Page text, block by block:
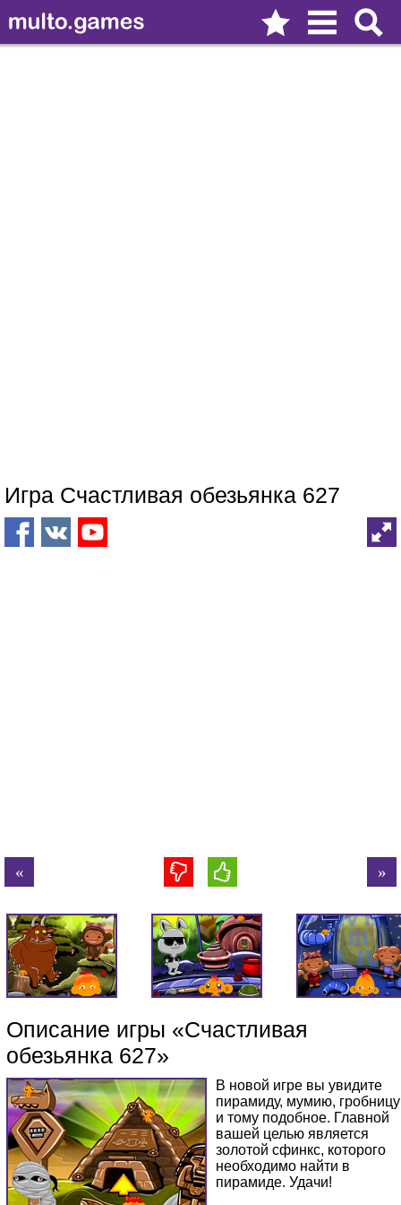
Игра Счастливая обезьянка 627
Описание игры «Счастливая
обезьянка 627»
В новой игре вы увидите
пирамиду, мумию, гробницу
и тому подобное. Главной
вашей целью является
золотой сфинкс, которого
необходимо найти в
пирамиде. Удачи!